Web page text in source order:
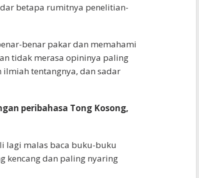
betapa rumitnya penelitian-
benar pakar dan memahami
tidak merasa opininya paling
ilmiah tentangnya, dan sadar
peribahasa Tong Kosong,
lagi malas baca buku-buku
kencang dan paling nyaring